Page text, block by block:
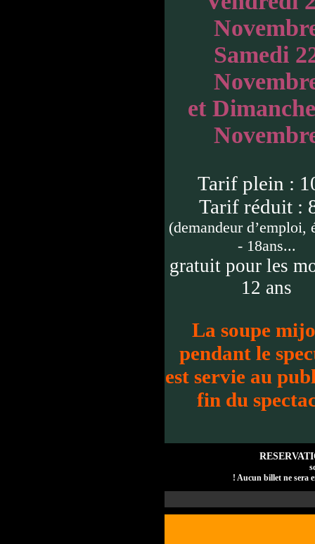
Samedi
et
Tarif plein :
Tarif réduit :
(demandeur d’emploi,
- 18ans...
gratuit pour les
12 ans
La soupe
pendant le
est servie au
fin du
! Aucun billet ne sera